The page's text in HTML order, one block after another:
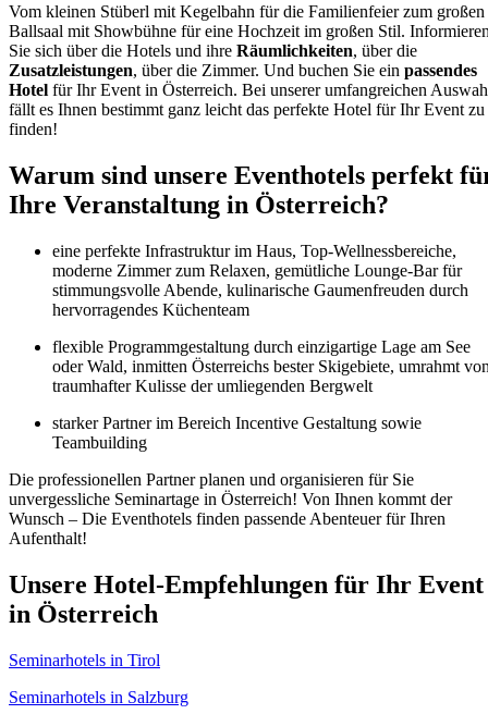
Vom kleinen Stüberl mit Kegelbahn für die Familienfeier zum großen
Ballsaal mit Showbühne für eine Hochzeit im großen Stil.
Sie sich über die Hotels und ihre Räumlichkeiten, über die
Zusatzleistungen, über die Zimmer. Und buchen Sie ein passendes
Hotel für Ihr Event in Österreich. Bei unserer umfangreichen
fällt es Ihnen bestimmt ganz leicht das perfekte Hotel für Ihr Event zu
finden!
Warum sind unsere Eventhotels perfekt
Ihre Veranstaltung in Österreich?
eine perfekte Infrastruktur im Haus, Top-Wellnessbereiche,
moderne Zimmer zum Relaxen, gemütliche Lounge-Bar für
stimmungsvolle Abende, kulinarische Gaumenfreuden durch
hervorragendes Küchenteam
flexible Programmgestaltung durch einzigartige Lage am See
oder Wald, inmitten Österreichs bester Skigebiete, umrahmt
traumhafter Kulisse der umliegenden Bergwelt
starker Partner im Bereich Incentive Gestaltung sowie
Teambuilding
Die professionellen Partner planen und organisieren für Sie
unvergessliche Seminartage in Österreich! Von Ihnen kommt der
Wunsch – Die Eventhotels finden passende Abenteuer für Ihren
Aufenthalt!
Unsere Hotel-Empfehlungen für Ihr Event
in Österreich
Seminarhotels in Tirol
Seminarhotels in Salzburg